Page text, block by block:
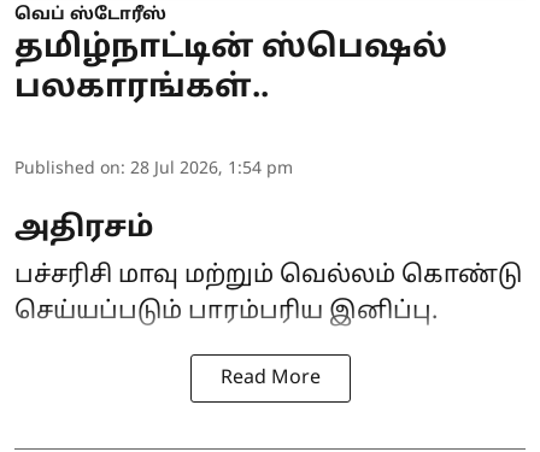
வெப் ஸ்டோரீஸ்
தமிழ்நாட்டின் ஸ்பெஷல்
பலகாரங்கள்..
Published on: 28 Jul 2026, 1:54 pm
அதிரசம்
பச்சரிசி மாவு மற்றும் வெல்லம் கொண்டு
செய்யப்படும் பாரம்பரிய இனிப்பு.
Read More